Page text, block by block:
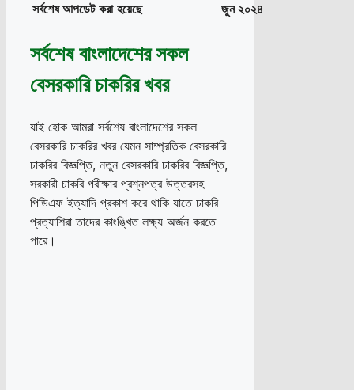
সর্বশেষআপডেট করা হয়েছে জুন ২০২৪
সর্বশেষ বাংলাদেশের সকল
বেসরকারি চাকরির খবর
যাই হোক আমরা সর্বশেষ বাংলাদেশের সকল
বেসরকারি চাকরির খবর যেমন সাম্প্রতিক বেসরকারি
চাকরির বিজ্ঞপ্তি, নতুন বেসরকারি চাকরির বিজ্ঞপ্তি,
সরকারী চাকরি পরীক্ষার প্রশ্নপত্র উত্তরসহ
পিডিএফ ইত্যাদি প্রকাশ করে থাকি যাতে চাকরি
প্রত্যাশিরা তাদের কাংঙ্খিত লক্ষ্য অর্জন করতে
পারে।